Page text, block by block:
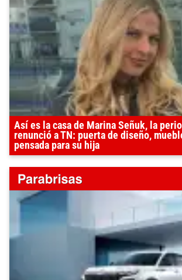
Así es la casa de Marina Señuk, la
renunció a TN: puerta de diseño,
pensada para su hija